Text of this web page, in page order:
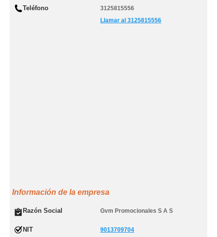
Teléfono
3125815556
Llamar al 3125815556
Información de la empresa
Razón Social Gvm Promocionales S A S
NIT 9013709704